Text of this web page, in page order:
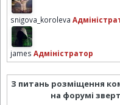
snigova_koroleva
james Адміністратор
З питань розміщення
на форумі